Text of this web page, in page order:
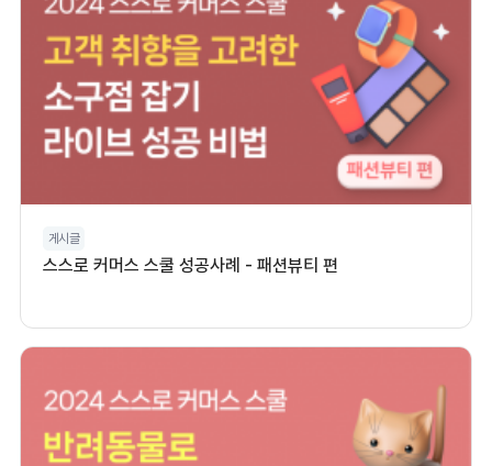
게시글
스스로 커머스 스쿨 성공사례 - 패션뷰티 편